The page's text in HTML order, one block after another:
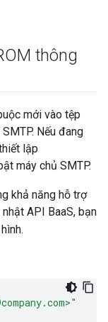
thông
mới vào tệp
Nếu đang
lập
máy chủ SMTP.
khả năng hỗ trợ
API BaaS, bạn